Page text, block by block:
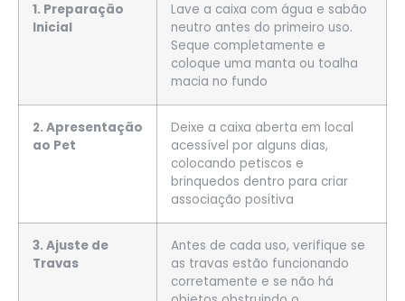
1. Preparação
Inicial
Lave a caixa com água e sabão
neutro antes do primeiro uso.
Seque completamente e
coloque uma manta ou toalha
macia no fundo
2. Apresentação
ao Pet
Deixe a caixa aberta em local
acessível por alguns dias,
colocando petiscos e
brinquedos dentro para criar
associação positiva
3. Ajuste de
Travas
Antes de cada uso, verifique se
as travas estão funcionando
corretamente e se não há